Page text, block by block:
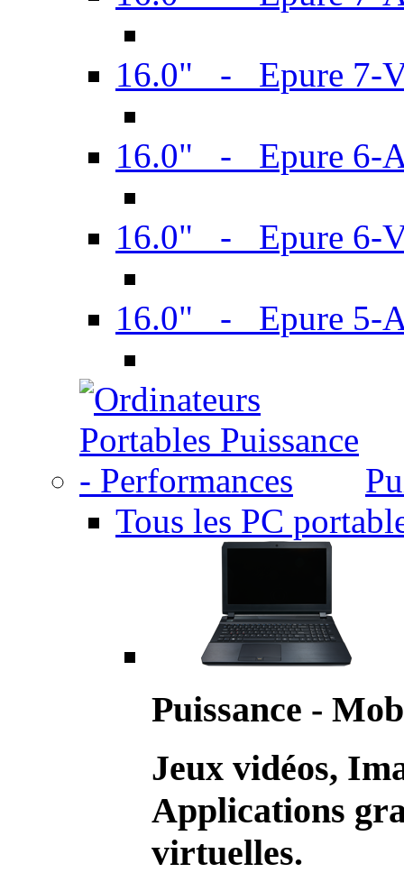
16.0" - Epure 7-
16.0" - Epure 6-
16.0" - Epure 6-
16.0" - Epure 5-
Tous les PC
Puissance -
Jeux vidéos,
Applications
virtuelles.